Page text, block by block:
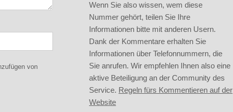
von
Wenn Sie also wissen, wem diese
Nummer gehört, teilen Sie Ihre
Informationen bitte mit anderen Usern.
Dank der Kommentare erhalten Sie
Informationen über Telefonnummern, die
Sie anrufen. Wir empfehlen Ihnen also eine
aktive Beteiligung an der Community des
Service. Regeln fürs Kommentieren auf der
Website